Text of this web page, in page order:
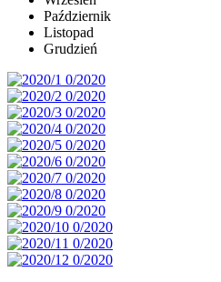
Październik
Listopad
Grudzień